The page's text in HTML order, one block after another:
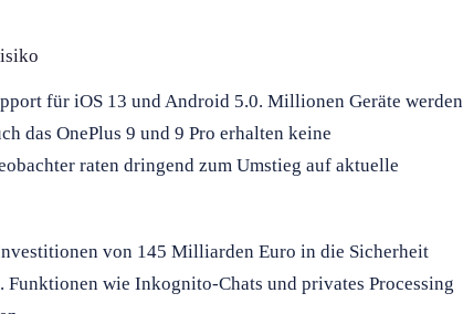
für iOS 13 und Android 5.0. Millionen Geräte werden
das OnePlus 9 und 9 Pro erhalten keine
raten dringend zum Umstieg auf aktuelle
von 145 Milliarden Euro in die Sicherheit
Funktionen wie Inkognito-Chats und privates Processing